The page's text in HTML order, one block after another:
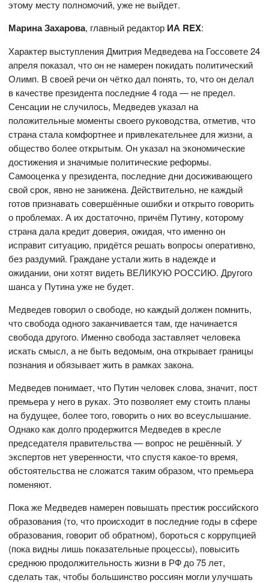
этому месту полномочий, уже не выйдет.
Марина Захарова, главный редактор ИА REX:
Характер выступления Дмитрия Медведева на Госсовете 24
апреля показал, что он не намерен покидать политический
Олимп. В своей речи он чётко дал понять, то, что он делал
в качестве президента последние 4 года — не предел.
Сенсации не случилось, Медведев указал на
положительные моменты своего руководства, отметив, что
страна стала комфортнее и привлекательнее для жизни, а
общество более открытым. Он указал на экономические
достижения и значимые политические реформы.
Самооценка у президента, последние дни досиживающего
свой срок, явно не занижена. Действительно, не каждый
готов признавать совершённые ошибки и открыто говорить
о проблемах. А их достаточно, причём Путину, которому
страна дала кредит доверия, ожидая, что именно он
исправит ситуацию, придётся решать вопросы оперативно,
без раздумий. Граждане устали жить в надежде и
ожидании, они хотят видеть ВЕЛИКУЮ РОССИЮ. Другого
шанса у Путина уже не будет.
Медведев говорил о свободе, но каждый должен помнить,
что свобода одного заканчивается там, где начинается
свобода другого. Именно свобода заставляет человека
искать смысл, а не быть ведомым, она открывает границы
познания и обязывает жить в рамках закона.
Медведев понимает, что Путин человек слова, значит, пост
премьера у него в руках. Это позволяет ему стоить планы
на будущее, более того, говорить о них во всеуслышание.
Однако как долго продержится Медведев в кресле
председателя правительства — вопрос не решённый. У
экспертов нет уверенности, что спустя какое-то время,
обстоятельства не сложатся таким образом, что премьера
поменяют.
Пока же Медведев намерен повышать престиж российского
образования (то, что происходит в последние годы в сфере
образования, говорит об обратном), бороться с коррупцией
(пока видны лишь показательные процессы), повысить
среднюю продолжительность жизни в РФ до 75 лет,
сделать так, чтобы большинство россиян могли улучшать